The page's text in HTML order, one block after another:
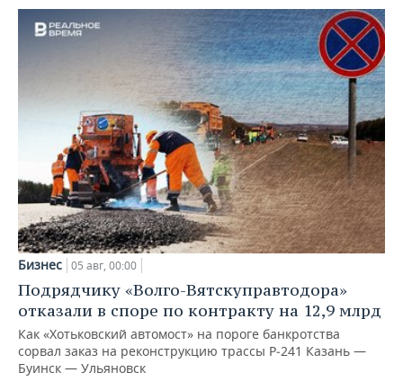
Бизнес 05 авг, 00:00
Подрядчику «Волго-Вятскуправтодора»
отказали в споре по контракту на 12,9 млрд
Как «Хотьковский автомост» на пороге банкротства
сорвал заказ на реконструкцию трассы Р‑241 Казань —
Буинск — Ульяновск